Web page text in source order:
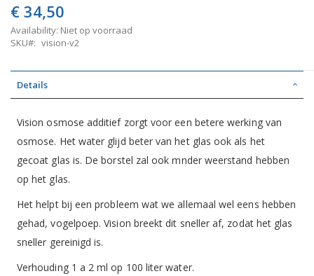
€ 34,50
Availability: Niet op voorraad
SKU
vision-v2
Details
Vision osmose additief zorgt voor een betere werking van
osmose. Het water glijd beter van het glas ook als het
gecoat glas is. De borstel zal ook mnder weerstand hebben
op het glas.
Het helpt bij een probleem wat we allemaal wel eens hebben
gehad, vogelpoep. Vision breekt dit sneller af, zodat het glas
sneller gereinigd is.
Verhouding 1 a 2 ml op 100 liter water.